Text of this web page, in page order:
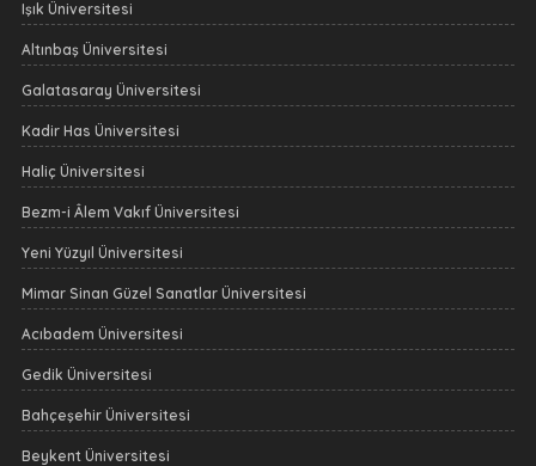
Işık Üniversitesi
Altınbaş Üniversitesi
Galatasaray Üniversitesi
Kadir Has Üniversitesi
Haliç Üniversitesi
Bezm-i Âlem Vakıf Üniversitesi
Yeni Yüzyıl Üniversitesi
Mimar Sinan Güzel Sanatlar Üniversitesi
Acıbadem Üniversitesi
Gedik Üniversitesi
Bahçeşehir Üniversitesi
Beykent Üniversitesi